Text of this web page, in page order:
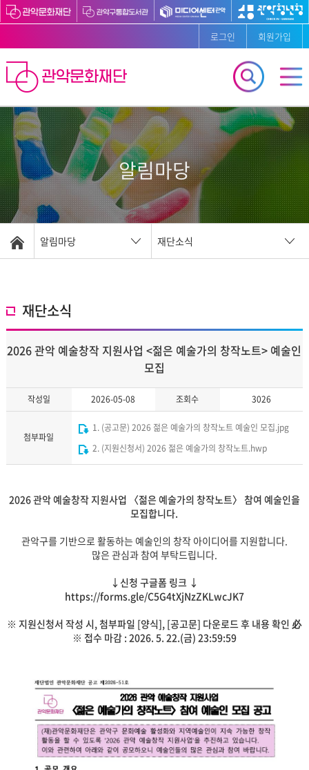
로그인 회원가입
알림마당
알림마당 재단소식
재단소식
2026 관악 예술창작 지원사업 <젊은 예술가의 창작노트> 예술인
모집
작성일 2026-05-08 조회수 3026
첨부파일
1. (공고문) 2026 젊은 예술가의 창작노트 예술인 모집.jpg
2. (지원신청서) 2026 젊은 예술가의 창작노트.hwp
2026 관악 예술창작 지원사업 〈젊은 예술가의 창작노트〉 참여 예술인을
모집합니다.
관악구를 기반으로 활동하는 예술인의 창작 아이디어를 지원합니다.
많은 관심과 참여 부탁드립니다.
↓신청 구글폼 링크 ↓
https://forms.gle/C5G4tXjNzZKLwcJK7
※ 지원신청서 작성 시, 첨부파일 [양식], [공고문] 다운로드 후 내용 확인 必
※ 접수 마감 : 2026. 5. 22.(금) 23:59:59